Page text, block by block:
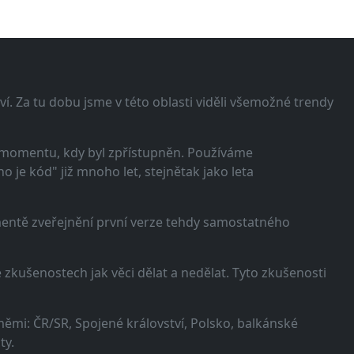
Za tu dobu jsme v této oblasti viděli všemožné trendy
kdy byl zpřístupněn. Používáme
je kód" již mnoho let, stejnětak jako leta
zveřejnění první verze tehdy samostatného
jak věci dělat a nedělat. Tyto zkušenosti
ČR/SR, Spojené království, Polsko, balkánské